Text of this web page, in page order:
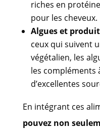
riches en
pour les cheveux.
Algues et
ceux qui suivent
végétalien, les
les compléments
d’excellentes
En intégrant ces
pouvez non